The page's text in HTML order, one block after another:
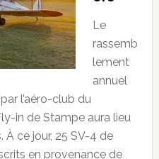
Le
rassemb
lement
annuel
l’aéro-club du
in de Stampe aura lieu
À ce jour, 25 SV-4 de
en provenance de